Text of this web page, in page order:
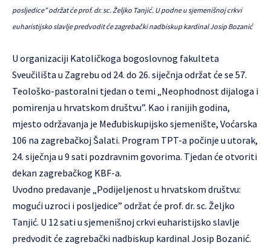
posljedice” održat će prof. dr. sc. Željko Tanjić. U podne u sjemenišnoj crkvi
euharistijsko slavlje predvodit će zagrebački nadbiskup kardinal Josip Bozanić
U organizaciji Katoličkoga bogoslovnog fakulteta
Sveučilišta u Zagrebu od 24. do 26. siječnja održat će se 57.
Teološko-pastoralni tjedan o temi „Neophodnost dijaloga i
pomirenja u hrvatskom društvu”. Kao i ranijih godina,
mjesto održavanja je Međubiskupijsko sjemenište, Voćarska
106 na zagrebačkoj Šalati. Program TPT-a počinje u utorak,
24. siječnja u 9 sati pozdravnim govorima. Tjedan će otvoriti
dekan zagrebačkog KBF-a.
Uvodno predavanje „Podijeljenost u hrvatskom društvu:
mogući uzroci i posljedice” održat će prof. dr. sc. Željko
Tanjić. U 12 sati u sjemenišnoj crkvi euharistijsko slavlje
predvodit će zagrebački nadbiskup kardinal Josip Bozanić.